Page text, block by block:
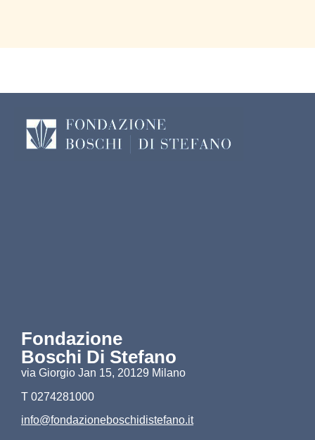
Fondazione
Boschi Di Stefano
via Giorgio Jan 15, 20129 Milano
T 0274281000
info@fondazioneboschidistefano.it